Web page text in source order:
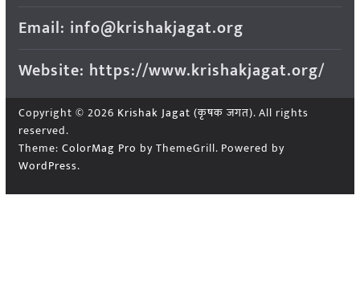
Email: info@krishakjagat.org
Website: https://www.krishakjagat.org/
Copyright © 2026 Krishak Jagat (कृषक जगत). All rights
reserved.
Theme: ColorMag Pro by ThemeGrill. Powered by
WordPress.